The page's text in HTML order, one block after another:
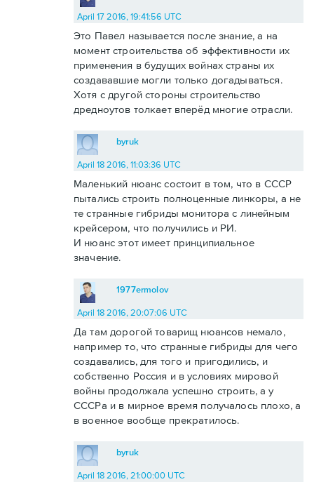
April 17 2016, 19:41:56 UTC
Это Павел называется после знание, а на
момент строительства об эффективности их
применения в будущих войнах страны их
создававшие могли только догадываться.
Хотя с другой стороны строительство
дредноутов толкает вперёд многие отрасли.
byruk
April 18 2016, 11:03:36 UTC
Маленький нюанс состоит в том, что в СССР
пытались строить полноценные линкоры, а не
те странные гибриды монитора с линейным
крейсером, что получились и РИ.
И нюанс этот имеет принципиальное
значение.
1977ermolov
April 18 2016, 20:07:06 UTC
Да там дорогой товарищ нюансов немало,
например то, что странные гибриды для чего
создавались, для того и пригодились, и
собственно Россия и в условиях мировой
войны продолжала успешно строить, а у
СССРа и в мирное время получалось плохо, а
в военное вообще прекратилось.
byruk
April 18 2016, 21:00:00 UTC